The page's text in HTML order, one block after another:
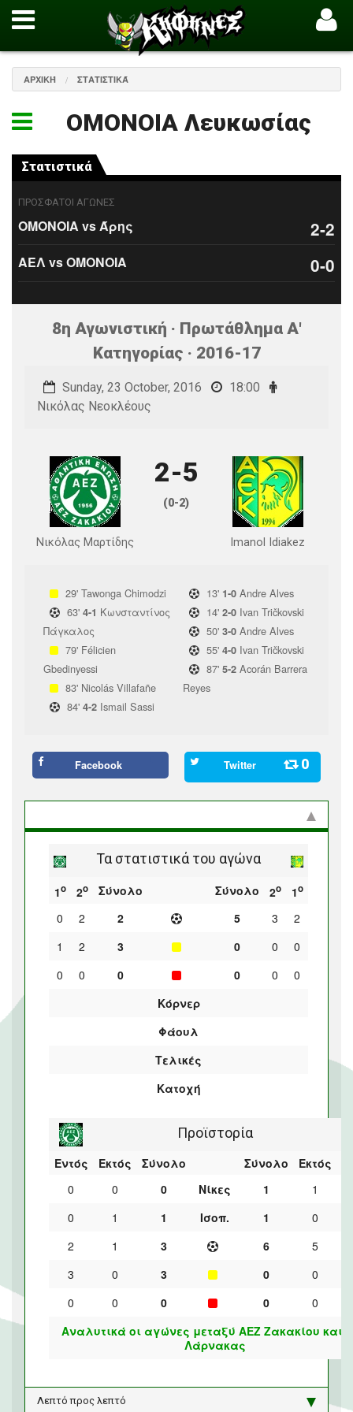
ΑΡΧΙΚΉ ΣΤΑΤΙΣΤΙΚΆ
ΟΜΟΝΟΙΑ Λευκωσίας
Στατιστικά
ΠΡΟΣΦΑΤΟΙ ΑΓΩΝΕΣ
ΟΜΟΝΟΙΑ vs Άρης 2-2
ΑΕΛ vs ΟΜΟΝΟΙΑ 0-0
8η Αγωνιστική · Πρωτάθλημα Α'
Κατηγορίας · 2016-17
Sunday, 23 October, 2016
18:00
Νικόλας Νεοκλέους
Νικόλας Μαρτίδης
2-5
(0-2)
Imanol Idiakez
29' Tawonga Chimodzi
63' 4-1 Κωνσταντίνος
Πάγκαλος
79' Félicien
Gbedinyessi
83' Nicolás Villafañe
84' 4-2 Ismail Sassi
13' 1-0 Andre Alves
14' 2-0 Ivan Tričkovski
50' 3-0 Andre Alves
55' 4-0 Ivan Tričkovski
87' 5-2 Acorán Barrera
Reyes
Facebook Twitter 0
Τα στατιστικά του αγώνα
1ο 2ο Σύνολο Σύνολο 2ο 1ο
0 2 2 5 3
2
1
2 3 0 0
0
0
0 0 0 0
0
Κόρνερ
Φάουλ
Τελικές
Κατοχή
Προϊστορία
Εντός Εκτός Σύνολο Σύνολο Εκτός
0
0 0 Νίκες 1
1
0
1 1 Ισοπ. 1
0
2
1 3 6
5
3
0 3 0
0
0
0 0 0
0
Αναλυτικά οι αγώνες μεταξύ ΑΕΖ Ζακακίου και
Λάρνακας
Λεπτό προς λεπτό